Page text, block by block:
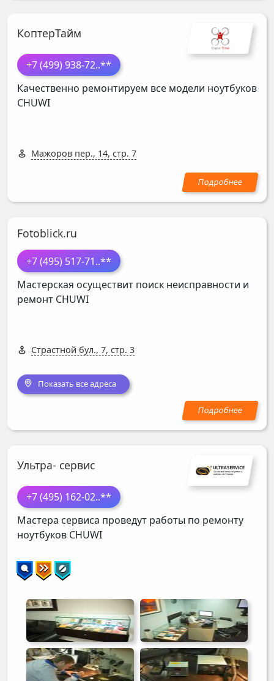
КоптерТайм
+7 (499) 938-72..**
Качественно ремонтируем все модели ноутбуков
CHUWI
Мажоров пер., 14, стр. 7
Fotoblick.ru
+7 (495) 517-71..**
Мастерская осуществит поиск неисправности и
ремонт CHUWI
Страстной бул., 7, стр. 3
Показать все адреса
Ультра- сервис
+7 (495) 162-02..**
Мастера сервиса проведут работы по ремонту
ноутбуков CHUWI